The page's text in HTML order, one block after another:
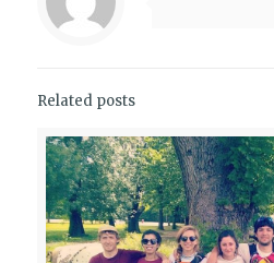
Related posts